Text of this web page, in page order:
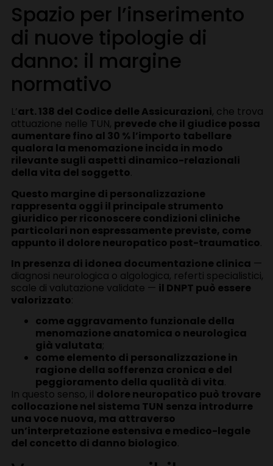
Spazio per l’inserimento
di nuove tipologie di
danno: il margine
normativo
L’art. 138 del Codice delle Assicurazioni, che trova
attuazione nelle TUN, prevede che il giudice possa
aumentare fino al 30 % l’importo tabellare
qualora la menomazione incida in modo
rilevante sugli aspetti dinamico-relazionali
della vita del soggetto.
Questo margine di personalizzazione
rappresenta oggi il principale strumento
giuridico per riconoscere condizioni cliniche
particolari non espressamente previste, come
appunto il dolore neuropatico post-traumatico.
In presenza di idonea documentazione clinica —
diagnosi neurologica o algologica, referti specialistici,
scale di valutazione validate — il DNPT può essere
valorizzato:
come aggravamento funzionale della
menomazione anatomica o neurologica
già valutata;
come elemento di personalizzazione in
ragione della sofferenza cronica e del
peggioramento della qualità di vita.
In questo senso, il dolore neuropatico può trovare
collocazione nel sistema TUN senza introdurre
una voce nuova, ma attraverso
un’interpretazione estensiva e medico-legale
del concetto di danno biologico.